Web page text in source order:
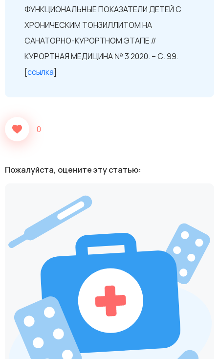
ФУНКЦИОНАЛЬНЫЕ ПОКАЗАТЕЛИ ДЕТЕЙ С
ХРОНИЧЕСКИМ ТОНЗИЛЛИТОМ НА
САНАТОРНО-КУРОРТНОМ ЭТАПЕ //
КУРОРТНАЯ МЕДИЦИНА № 3 2020. – С. 99.
[ссылка]
0
Пожалуйста, оцените эту статью: